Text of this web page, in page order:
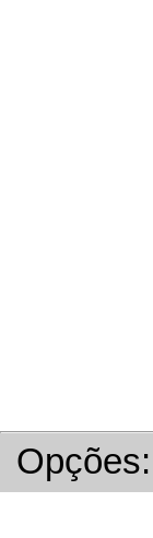
Opções: